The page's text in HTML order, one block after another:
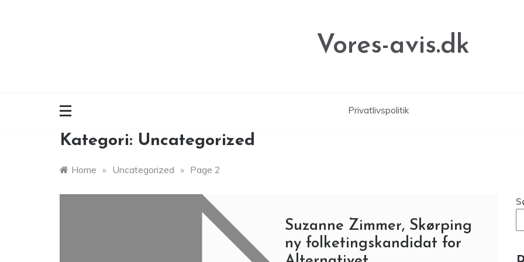
Vores-avis.dk
Privatlivspolitik
Kategori: Uncategorized
Home » Uncategorized » Page 2
Suzanne Zimmer, Skørping
ny folketingskandidat for